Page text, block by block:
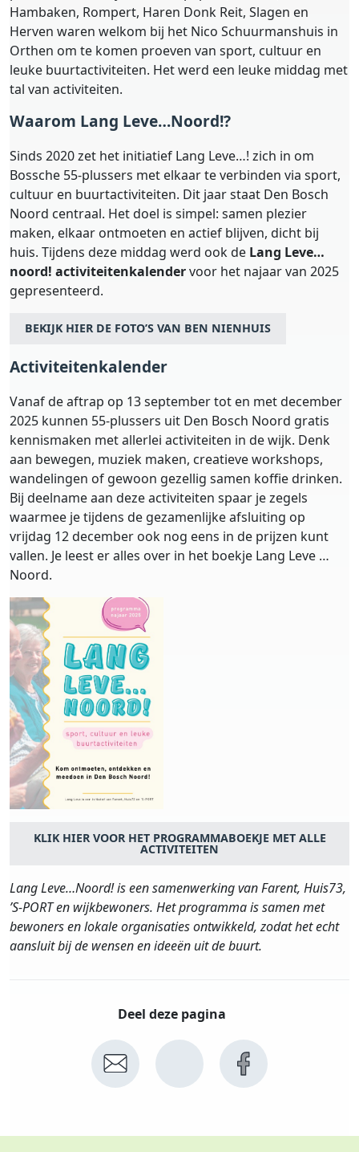
Hambaken, Rompert, Haren Donk Reit, Slagen en
Herven waren welkom bij het Nico Schuurmanshuis in
Orthen om te komen proeven van sport, cultuur en
leuke buurtactiviteiten. Het werd een leuke middag met
tal van activiteiten.
Waarom Lang Leve…Noord!?
Sinds 2020 zet het initiatief Lang Leve…! zich in om
Bossche 55-plussers met elkaar te verbinden via sport,
cultuur en buurtactiviteiten. Dit jaar staat Den Bosch
Noord centraal. Het doel is simpel: samen plezier
maken, elkaar ontmoeten en actief blijven, dicht bij
huis. Tijdens deze middag werd ook de Lang Leve…
noord! activiteitenkalendervoor het najaar van 2025
gepresenteerd.
BEKIJK HIER DE FOTO’S VAN BEN NIENHUIS
Activiteitenkalender
Vanaf de aftrap op 13 september tot en met december
2025 kunnen 55-plussers uit Den Bosch Noord gratis
kennismaken met allerlei activiteiten in de wijk. Denk
aan bewegen, muziek maken, creatieve workshops,
wandelingen of gewoon gezellig samen koffie drinken.
Bij deelname aan deze activiteiten spaar je zegels
waarmee je tijdens de gezamenlijke afsluiting op
vrijdag 12 december ook nog eens in de prijzen kunt
vallen. Je leest er alles over in het boekje Lang Leve …
Noord.
KLIK HIER VOOR HET PROGRAMMABOEKJE MET ALLE
ACTIVITEITEN
Lang Leve…Noord! is een samenwerking van Farent, Huis73,
’S-PORT en wijkbewoners. Het programma is samen met
bewoners en lokale organisaties ontwikkeld, zodat het echt
aansluit bij de wensen en ideeën uit de buurt.
Deel deze pagina